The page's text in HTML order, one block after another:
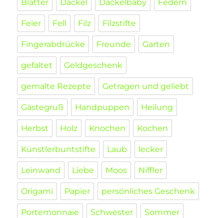
Blätter Dackel Dackelbaby Federn
Feier Fell Filz Filzstifte
Fingerabdrücke Freunde Garten
gefaltet Geldgeschenk
gemalte Rezepte Getragen und geliebt
Gästegruß Handpuppen Heilung
Herbst Holz Knochen Kochen
Künstlerbuntstifte Laub lecker
Leinwand Liebe Moos Niffler
Origami Papier persönliches Geschenk
Portemonnaie Schwester Sommer